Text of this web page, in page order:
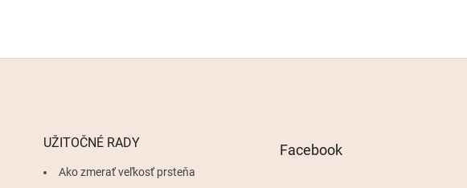
UŽITOČNÉ RADY
Ako zmerať veľkosť prsteňa
Facebook